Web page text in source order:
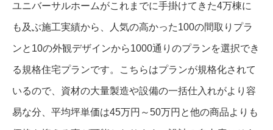
ユニバーサルホームがこれまでに手掛けてきた4万棟に
も及ぶ施工実績から、人気の高かった100の間取りプラ
ンと10の外観デザインから1000通りのプランを選択でき
る規格住宅プランです。こちらはプランが規格化されて
いるので、資材の大量製造や設備の一括仕入れがより容
易な分、平均坪単価は45万円～50万円と他の商品よりも